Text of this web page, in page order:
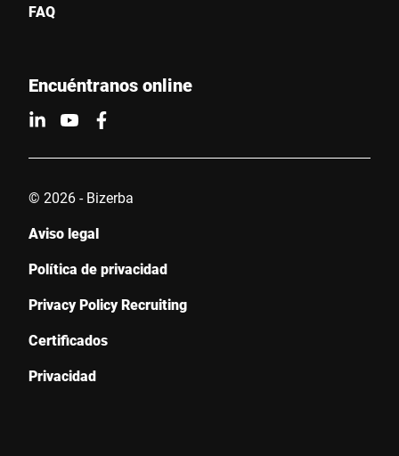
FAQ
Encuéntranos online
© 2026 - Bizerba
Aviso legal
Política de privacidad
Privacy Policy Recruiting
Certificados
Privacidad